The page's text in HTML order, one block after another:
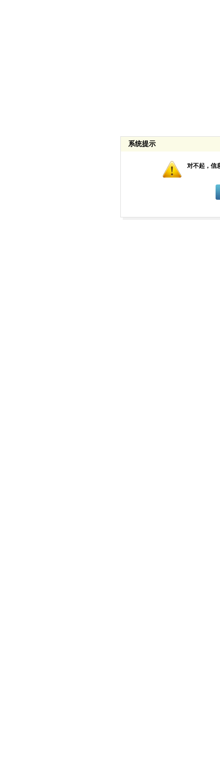
系统提示
对不起，信